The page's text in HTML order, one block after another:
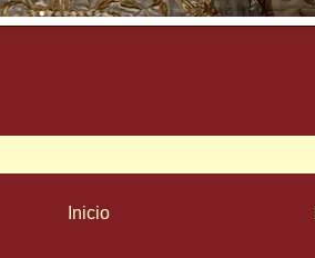
Inicio